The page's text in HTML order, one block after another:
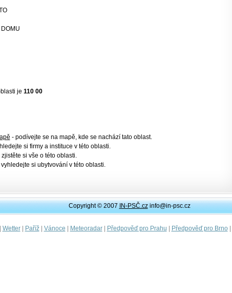
je 110 00
- podívejte se na mapě, kde se nachází tato oblast.
si firmy a instituce v této oblasti.
zjistěte si vše o této oblasti.
vyhledejte si ubytvování v této oblasti.
Copyright © 2007IN-PSČ.czinfo@in-psc.cz
| Wetter| Paříž| Vánoce | Meteoradar| Předpověď pro Prahu | Předpověď pro Brno|